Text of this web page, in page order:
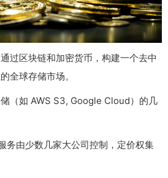
过区块链和加密货币，构建一个去中
全球存储市场。
（如 AWS S3, Google Cloud）的几
务由少数几家大公司控制，定价权集